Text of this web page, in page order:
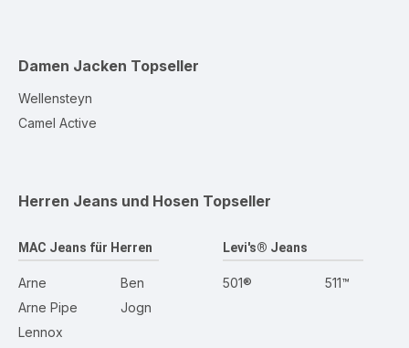
Damen Jacken Topseller
Wellensteyn
Camel Active
Herren Jeans und Hosen Topseller
MAC Jeans für Herren
Arne
Arne Pipe
Lennox
Ben
Jogn
Levi's® Jeans
501® 511™